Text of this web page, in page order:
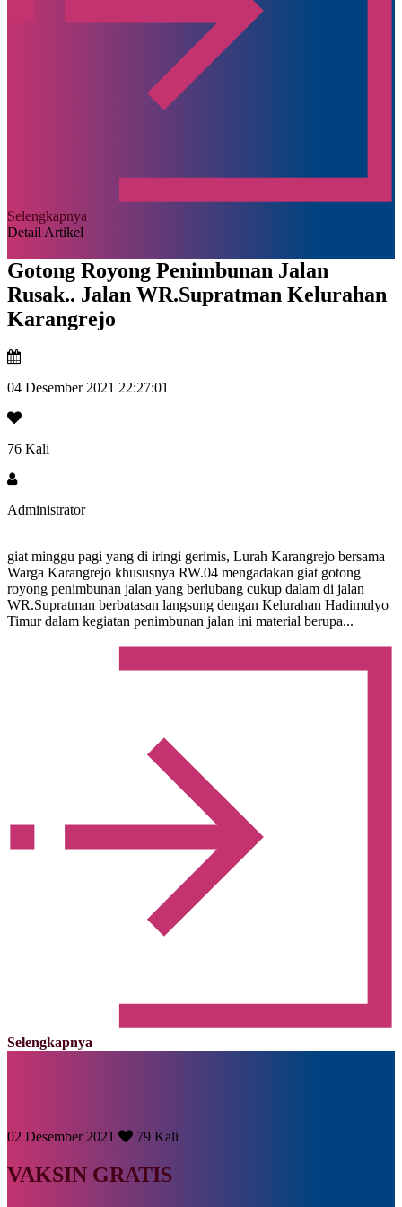
Selengkapnya
Detail Artikel
Gotong Royong Penimbunan Jalan
Rusak.. Jalan WR.Supratman Kelurahan
Karangrejo
04 Desember 2021 22:27:01
76 Kali
Administrator
giat minggu pagi yang di iringi gerimis, Lurah Karangrejo bersama
Warga Karangrejo khususnya RW.04 mengadakan giat gotong
royong penimbunan jalan yang berlubang cukup dalam di jalan
WR.Supratman berbatasan langsung dengan Kelurahan Hadimulyo
Timur dalam kegiatan penimbunan jalan ini material berupa...
Selengkapnya
02 Desember 2021 79 Kali
VAKSIN GRATIS